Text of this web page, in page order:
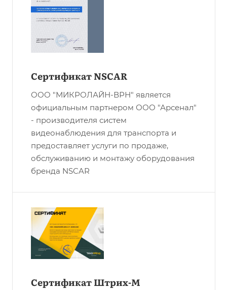
Сертификат NSCAR
ООО "МИКРОЛАЙН-ВРН" является
официальным партнером ООО "Арсенал"
- производителя систем
видеонаблюдения для транспорта и
предоставляет услуги по продаже,
обслуживанию и монтажу оборудования
бренда NSCAR
Сертификат Штрих-М